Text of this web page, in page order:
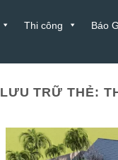
Thi công Báo
LƯU TRỮ THẺ: